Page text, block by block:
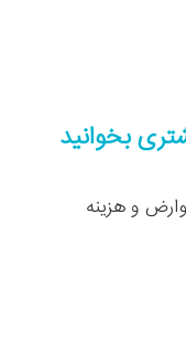
بخوانید
و هزینه